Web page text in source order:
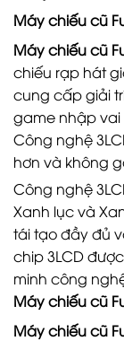
Máy chiếu cũ
Máy chiếu cũ
chiếu rạp hát
cung cấp giải
game nhập
Công nghệ
hơn và không
Công nghệ
Xanh lục và
tái tạo đầy đủ
chip 3LCD
minh công
Máy chiếu cũ
Máy chiếu cũ